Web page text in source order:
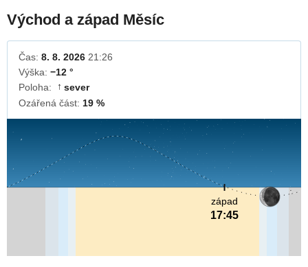
Východ a západ Měsíc
Čas: 8. 8. 2026 21:26
Výška: −12 °
Poloha:
↓ sever
Ozářená část: 19 %
západ
17:45